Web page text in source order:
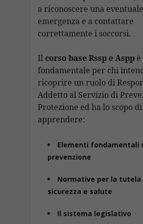
a riconoscere una eventuale
emergenza e a contattare
correttamente i soccorsi.
Il corso base Rssp e Asppè
fondamentale per chi
ricoprire un ruolo di
Addetto al Servizio di
Protezione ed ha lo scopo
apprendere:
Elementi fondamentali
prevenzione
Normative per la tutela
sicurezza e salute
Il sistema legislativo